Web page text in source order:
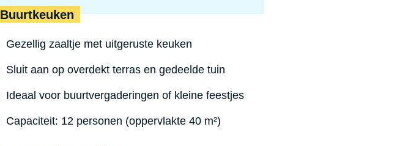
Buurtkeuken
Gezellig zaaltje met uitgeruste keuken
Sluit aan op overdekt terras en gedeelde tuin
Ideaal voor buurtvergaderingen of kleine feestjes
Capaciteit: 12 personen (oppervlakte 40 m²)